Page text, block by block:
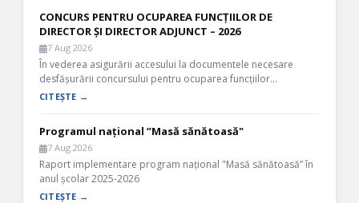
CONCURS PENTRU OCUPAREA FUNCȚIILOR DE
DIRECTOR ȘI DIRECTOR ADJUNCT – 2026
7 Aug 2026
În vederea asigurării accesului la documentele necesare
desfășurării concursului pentru ocuparea funcțiilor…
CITEȘTE →
Programul național ”Masă sănătoasă"
7 Aug 2026
Raport implementare program național "Masă sănătoasă” în
anul școlar 2025-2026
CITEȘTE →